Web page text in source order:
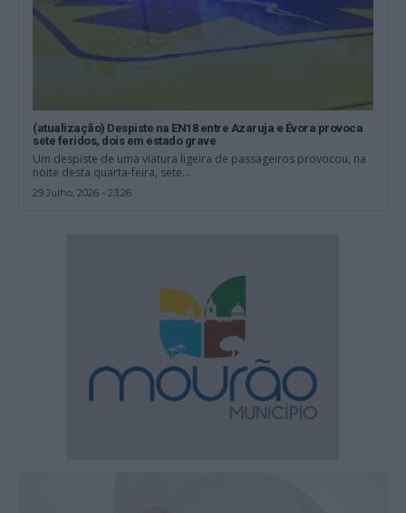
(atualização) Despiste na EN18 entre Azaruja e Évora provoca
sete feridos, dois em estado grave
Um despiste de uma viatura ligeira de passageiros provocou, na
noite desta quarta-feira, sete...
29 Julho, 2026 - 23:26